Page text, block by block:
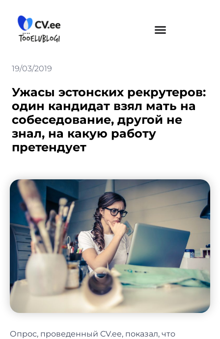
content
19/03/2019
Ужасы эстонских рекрутеров:
один кандидат взял мать на
собеседование, другой не
знал, на какую работу
претендует
Опрос, проведенный CV.ee, показал, что